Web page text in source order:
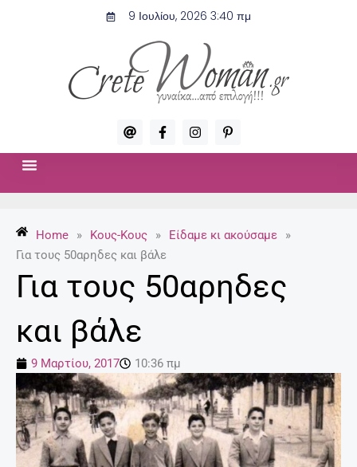
9 Ιουλίου, 2026 3:40 πμ
A
t
F
a
c
I
n
s
P
i
n
-
Home » Κους-Κους » Είδαμε κι ακούσαμε
»
Για τους 50αρηδες και βάλε
Για τους 50αρηδες
και βάλε
9 Μαρτίου, 2017 10:36 πμ